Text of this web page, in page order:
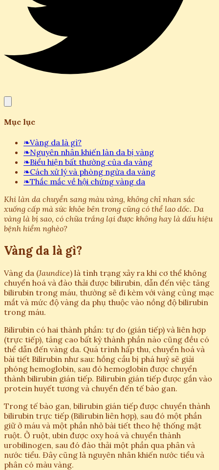
Mục lục
❧Vàng da là gì?
❧Nguyên nhân khiến làn da bị vàng
❧Biểu hiện bất thường của da vàng
❧Cách xử lý và phòng ngừa da vàng
❧Thắc mắc về hội chứng vàng da
Khi làn da chuyển sang màu vàng, không chỉ nhan sắc
xuống cấp mà sức khỏe bên trong cũng có thể lao dốc. Da
vàng là bị sao, có chữa trắng lại được không hay là dấu hiệu
bệnh hiểm nghèo?
Vàng da là gì?
Vàng da (Jaundice) là tình trạng xảy ra khi cơ thể không
chuyển hoá và đào thải được bilirubin, dẫn đến việc tăng
bilirubin trong máu, thường sẽ đi kèm với vàng củng mạc
mắt và mức độ vàng da phụ thuộc vào nồng độ bilirubin
trong máu.
Bilirubin có hai thành phần: tự do (gián tiếp) và liên hợp
(trực tiếp), tăng cao bất kỳ thành phần nào cũng đều có
thể dẫn đến vàng da. Quá trình hấp thu, chuyển hoá và
bài tiết Bilirubin như sau: hồng cầu bị phá huỷ sẽ giải
phóng hemoglobin, sau đó hemoglobin được chuyển
thành bilirubin gián tiếp. Bilirubin gián tiếp được gắn vào
protein huyết tương và chuyển đến tế bào gan.
Trong tế bào gan, bilirubin gián tiếp được chuyển thành
bilirubin trực tiếp (Bilirubin liên hợp), sau đó một phần
giữ ở máu và một phần nhỏ bài tiết theo hệ thống mật
ruột. Ở ruột, ubin được oxy hoá và chuyển thành
urobilinogen, sau đó đào thải một phần qua phân và
nước tiểu. Đây cũng là nguyên nhân khiến nước tiểu và
phân có màu vàng.